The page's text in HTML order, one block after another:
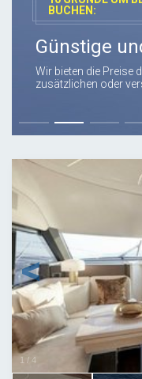
BUCHEN:
Günstige
Wir bieten die Preise
zusätzlichen oder
1 / 4